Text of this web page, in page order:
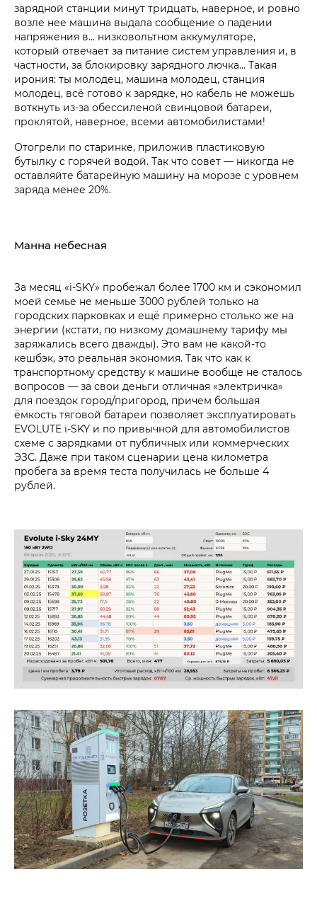
зарядной станции минут тридцать, наверное, и ровно
возле нее машина выдала сообщение о падении
напряжения в... низковольтном аккумуляторе,
который отвечает за питание систем управления и, в
частности, за блокировку зарядного лючка... Такая
ирония: ты молодец, машина молодец, станция
молодец, всё готово к зарядке, но кабель не можешь
воткнуть из-за обессиленой свинцовой батареи,
проклятой, наверное, всеми автомобилистами!
Отогрели по старинке, приложив пластиковую
бутылку с горячей водой. Так что совет — никогда не
оставляйте батарейную машину на морозе с уровнем
заряда менее 20%.
Манна небесная
За месяц «i‑SKY» пробежал более 1700 км и сэкономил
моей семье не меньше 3000 рублей только на
городских парковках и ещё примерно столько же на
энергии (кстати, по низкому домашнему тарифу мы
заряжались всего дважды). Это вам не какой-то
кешбэк, это реальная экономия. Так что как к
транспортному средству к машине вообще не сталось
вопросов — за свои деньги отличная «электричка»
для поездок город/пригород, причем большая
ёмкость тяговой батареи позволяет эксплуатировать
EVOLUTE i‑SKY и по привычной для автомобилистов
схеме с зарядками от публичных или коммерческих
ЭЗС. Даже при таком сценарии цена километра
пробега за время теста получилась не больше 4
рублей.